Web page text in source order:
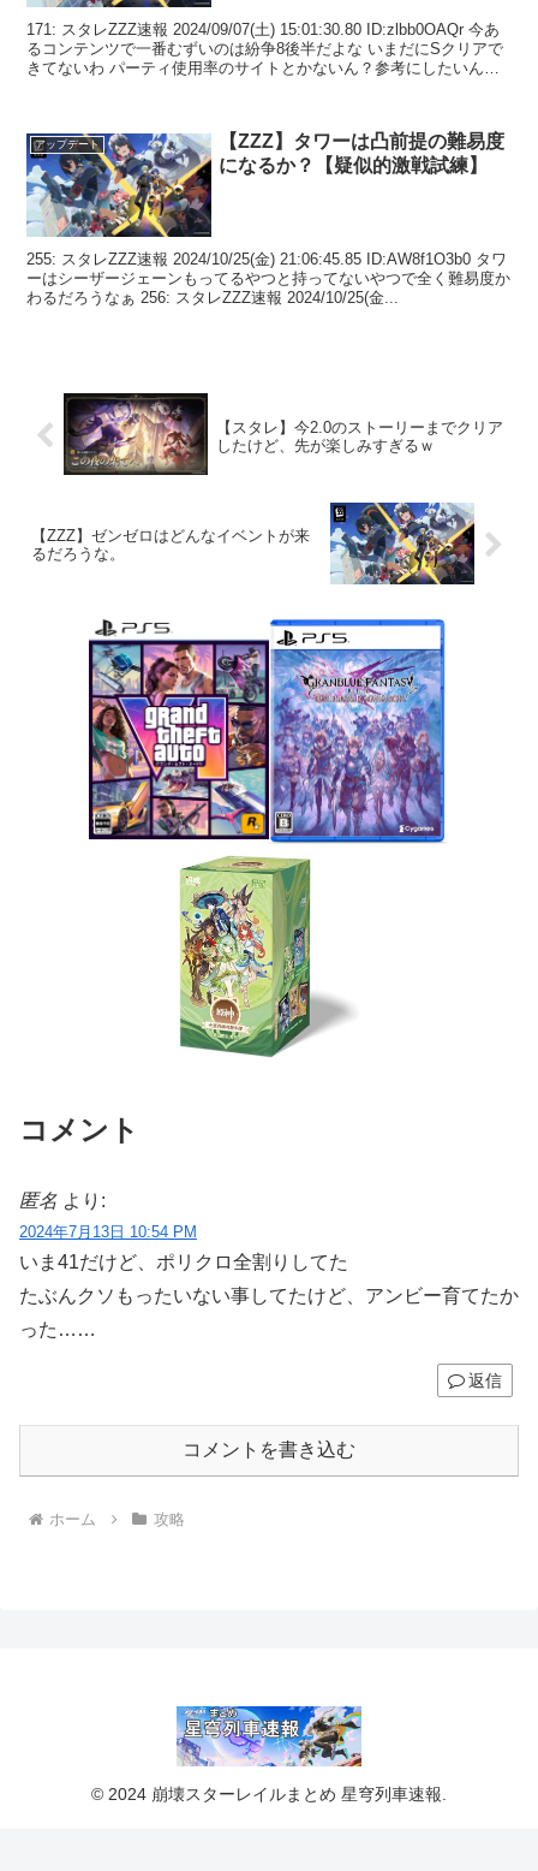
171: スタレZZZ速報 2024/09/07(土) 15:01:30.80 ID:zlbb0OAQr 今あ
るコンテンツで一番むずいのは紛争8後半だよな いまだにSクリアで
きてないわ パーティ使用率のサイトとかないん？参考にしたいんだ
アップデート
【ZZZ】タワーは凸前提の難易度
になるか？【疑似的激戦試練】
255: スタレZZZ速報 2024/10/25(金) 21:06:45.85 ID:AW8f1O3b0 タワ
ーはシーザージェーンもってるやつと持ってないやつで全く難易度か
わるだろうなぁ 256: スタレZZZ速報 2024/10/25(金...
【スタレ】今2.0のストーリーまでクリア
したけど、先が楽しみすぎるｗ
【ZZZ】ゼンゼロはどんなイベントが来
るだろうな。
コメント
匿名 より:
2024年7月13日 10:54 PM
いま41だけど、ポリクロ全割りしてた
たぶんクソもったいない事してたけど、アンビー育てたか
った……
返信
コメントを書き込む
ホーム 攻略
© 2024 崩壊スターレイルまとめ 星穹列車速報.